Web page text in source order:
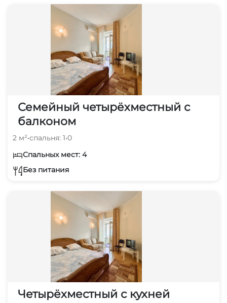
Семейный четырёхместный с
балконом
2 м²•спальня: 1•0
Спальных мест: 4
Без питания
Четырёхместный с кухней